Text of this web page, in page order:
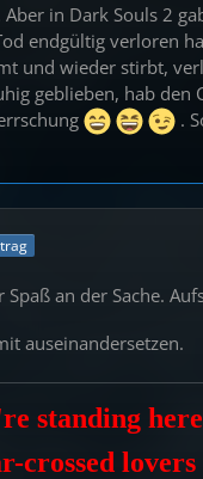
in Dark Souls 2
endgültig verloren
und wieder stirbt,
geblieben, hab
.
an der Sache.
auseinandersetzen.
standing
crossed